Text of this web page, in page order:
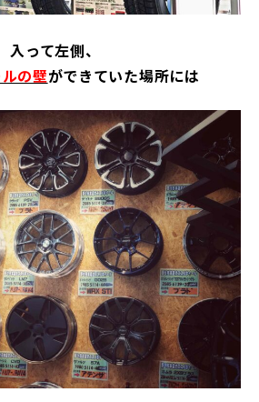
入って左側、
の壁ができていた場所には